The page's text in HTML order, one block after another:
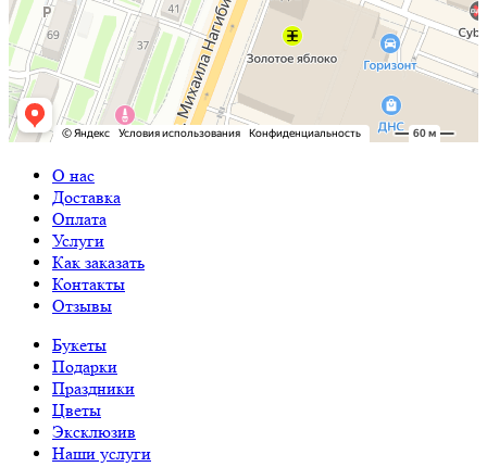
О нас
Доставка
Оплата
Услуги
Как заказать
Контакты
Отзывы
Букеты
Подарки
Праздники
Цветы
Эксклюзив
Наши услуги